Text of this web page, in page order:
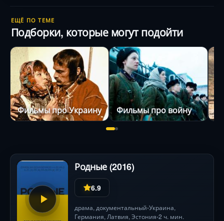
ЕЩЁ ПО ТЕМЕ
Подборки, которые могут подойти
Фильмы про Украину Фильмы про войну
Родные (2016)
6.9
драма, документальный•Украина,
Германия, Латвия, Эстония• 2 ч. мин.